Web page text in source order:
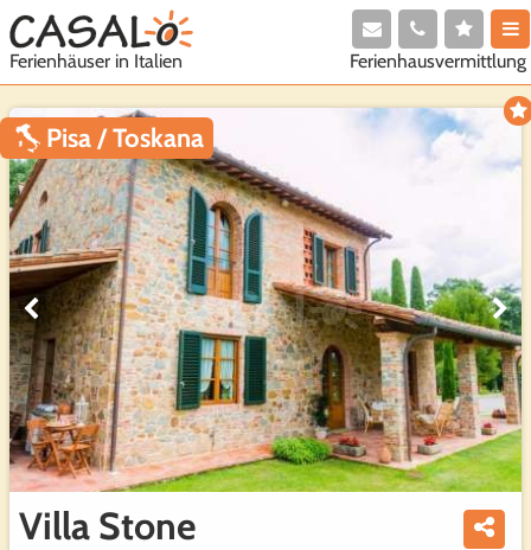
Ferienhausvermittlung
Ferienhäuser in Italien
Pisa / Toskana
Villa Stone